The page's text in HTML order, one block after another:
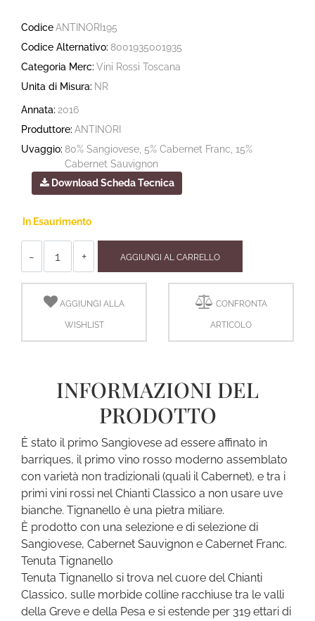
CodiceANTINORI195
Codice Alternativo: 8001935001935
Categoria Merc: Vini Rossi Toscana
Unita di Misura: NR
Annata: 2016
Produttore: ANTINORI
Uvaggio: 80% Sangiovese, 5% Cabernet Franc, 15%
Cabernet Sauvignon
Download Scheda Tecnica
In Esaurimento
AGGIUNGI AL CARRELLO
AGGIUNGI ALLA
WISHLIST
CONFRONTA
ARTICOLO
INFORMAZIONI DEL
PRODOTTO
È stato il primo Sangiovese ad essere affinato in
barriques, il primo vino rosso moderno assemblato
con varietà non tradizionali (quali il Cabernet), e tra i
primi vini rossi nel Chianti Classico a non usare uve
bianche. Tignanello è una pietra miliare.
È prodotto con una selezione e di selezione di
Sangiovese, Cabernet Sauvignon e Cabernet Franc.
Tenuta Tignanello
Tenuta Tignanello si trova nel cuore del Chianti
Classico, sulle morbide colline racchiuse tra le valli
della Greve e della Pesa e si estende per 319 ettari di